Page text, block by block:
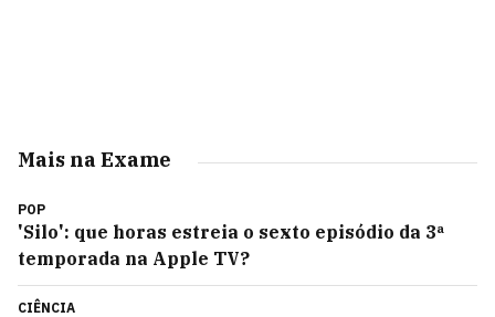
Mais na Exame
POP
'Silo': que horas estreia o sexto episódio da 3ª
temporada na Apple TV?
CIÊNCIA